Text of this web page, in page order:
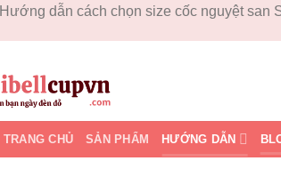
Hướng dẫn cách chọn size cốc nguyệt san
TRANG CHỦ SẢN PHẨM HƯỚNG DẪN